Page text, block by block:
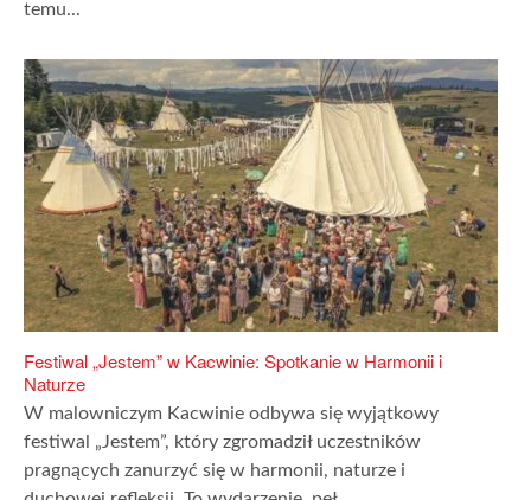
temu...
Festiwal „Jestem” w Kacwinie: Spotkanie w Harmonii i
Naturze
W malowniczym Kacwinie odbywa się wyjątkowy
festiwal „Jestem”, który zgromadził uczestników
pragnących zanurzyć się w harmonii, naturze i